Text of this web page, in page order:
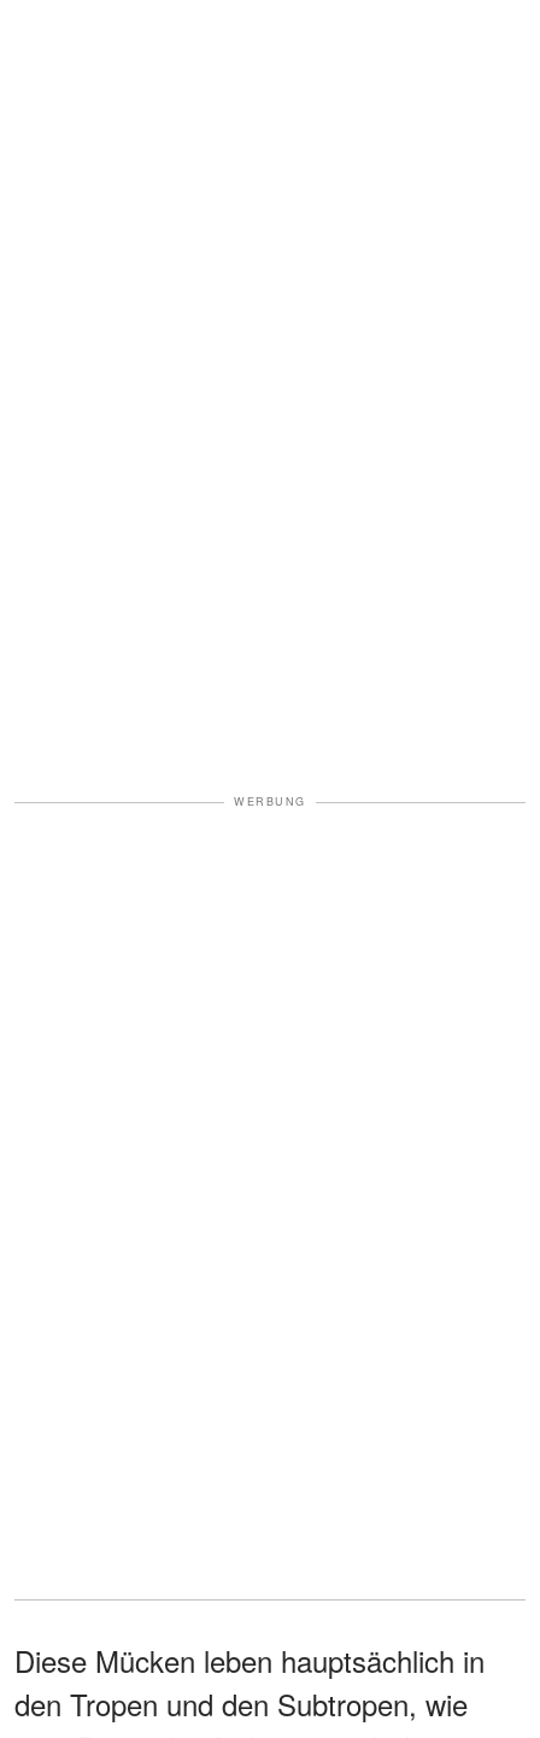
WERBUNG
Diese Mücken leben hauptsächlich in
den Tropen und den Subtropen, wie